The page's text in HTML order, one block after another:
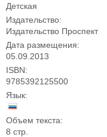
Детская
Издательство:
Издательство Проспект
Дата размещения:
05.09.2013
ISBN:
9785392125500
Язык:
Объем текста:
8 стр.